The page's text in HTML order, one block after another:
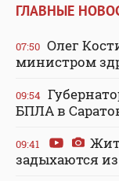
ГЛАВНЫЕ
07:50 Олег
министром
09:54
БПЛА в
09:41
задыхаются